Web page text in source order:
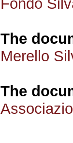
Fondo
The
Merello
The